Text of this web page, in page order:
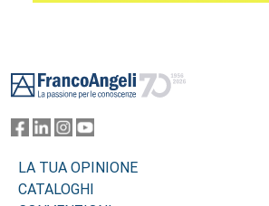
LA TUA OPINIONE
CATALOGHI